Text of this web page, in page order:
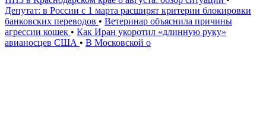
Депутат: в России с 1 марта расширят критерии блокировки
банковских переводов • Ветеринар объяснила причины
агрессии кошек • Как Иран укоротил «длинную руку»
авианосцев США • В Московской о